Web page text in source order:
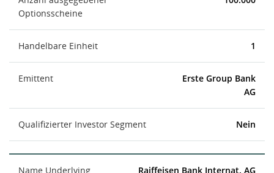
Optionsscheine
Handelbare Einheit 1
Emittent
Erste Group Bank
AG
Qualifizierter Investor Segment Nein
Name Underlying Raiffeisen Bank Internat. AG